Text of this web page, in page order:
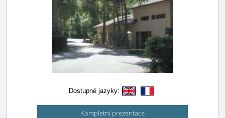
Dostupné jazyky:
Kompletní prezentace